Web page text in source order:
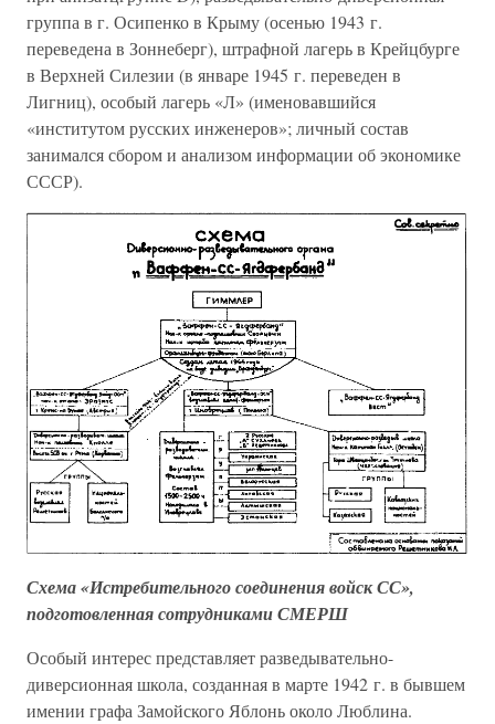
группа в г. Осипенко в Крыму (осенью 1943 г.
переведена в Зоннеберг), штрафной лагерь в Крейцбурге
в Верхней Силезии (в январе 1945 г. переведен в
Лигниц), особый лагерь «Л» (именовавшийся
«институтом русских инженеров»; личный состав
занимался сбором и анализом информации об экономике
СССР).
Схема «Истребительного соединения войск СС»,
подготовленная сотрудниками СМЕРШ
Особый интерес представляет разведывательно-
диверсионная школа, созданная в марте 1942 г. в бывшем
имении графа Замойского Яблонь около Люблина.